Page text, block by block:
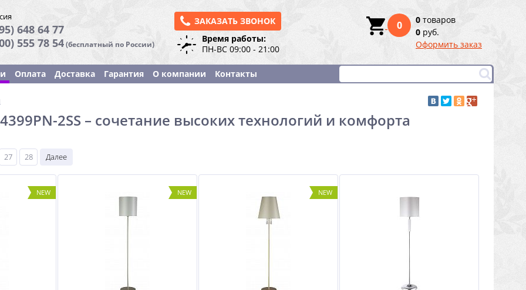
648 64 77
555 78 54(бесплатный по России)
ЗАКАЗАТЬ ЗВОНОК
Время работы:
ПН-ВС 09:00 - 21:00
0 0 товаров
0 руб.
Оформить заказ
Оплата Доставка Гарантия О компании Контакты
2SS – сочетание высоких технологий и комфорта
27 28 Далее
NEW NEW NEW